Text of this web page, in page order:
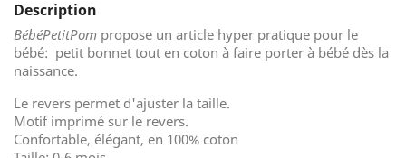
Description
BébéPetitPom propose un article hyper pratique pour le
bébé: petit bonnet tout en coton à faire porter à bébé dès la
naissance.
Le revers permet d'ajuster la taille.
Motif imprimé sur le revers.
Confortable, élégant, en 100% coton